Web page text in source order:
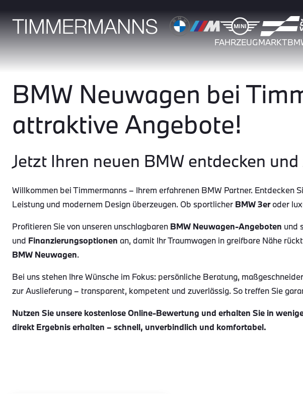
FAHRZEUGMARKT
BMW Neuwagen bei
attraktive Angebote!
Jetzt Ihren neuen BMW entdecken
Willkommen bei Timmermanns – Ihrem erfahrenen BMW Partner. Entdecken
Leistung und modernem Design überzeugen. Ob sportlicher BMW 3eroder
Profitieren Sie von unseren unschlagbaren BMW Neuwagen-Angeboten und
und Finanzierungsoptionen an, damit Ihr Traumwagen in greifbare Nähe
BMW Neuwagen.
Bei uns stehen Ihre Wünsche im Fokus: persönliche Beratung,
zur Auslieferung – transparent, kompetent und zuverlässig. So treffen Sie
Nutzen Sie unsere kostenlose Online-Bewertung und erhalten Sie in
direkt Ergebnis erhalten – schnell, unverbindlich und komfortabel.